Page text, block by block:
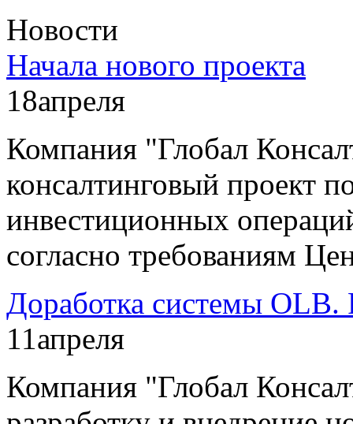
Новости
Начала нового проекта
18апреля
Компания "Глобал
консалтинговый проект
инвестиционных
согласно требованиям
Доработка системы OLB.
11апреля
Компания "Глобал